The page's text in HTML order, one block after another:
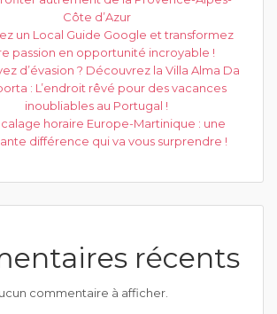
Côte d’Azur
un Local Guide Google et transformez
passion en opportunité incroyable !
d’évasion ? Découvrez la Villa Alma Da
: L’endroit rêvé pour des vacances
inoubliables au Portugal !
horaire Europe-Martinique : une
différence qui va vous surprendre !
récents
commentaire à afficher.